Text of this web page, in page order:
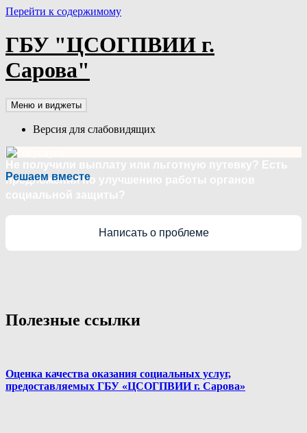
Перейти к содержимому
ГБУ "ЦСОГПВИИ г.
Сарова"
Меню и виджеты
Версия для слабовидящих
Решаем вместе
предложения по улучшению работы органов
Написать о проблеме
Полезные ссылки
Оценка качества оказания социальных услуг,
предоставляемых ГБУ «ЦСОГПВИИ г. Сарова»